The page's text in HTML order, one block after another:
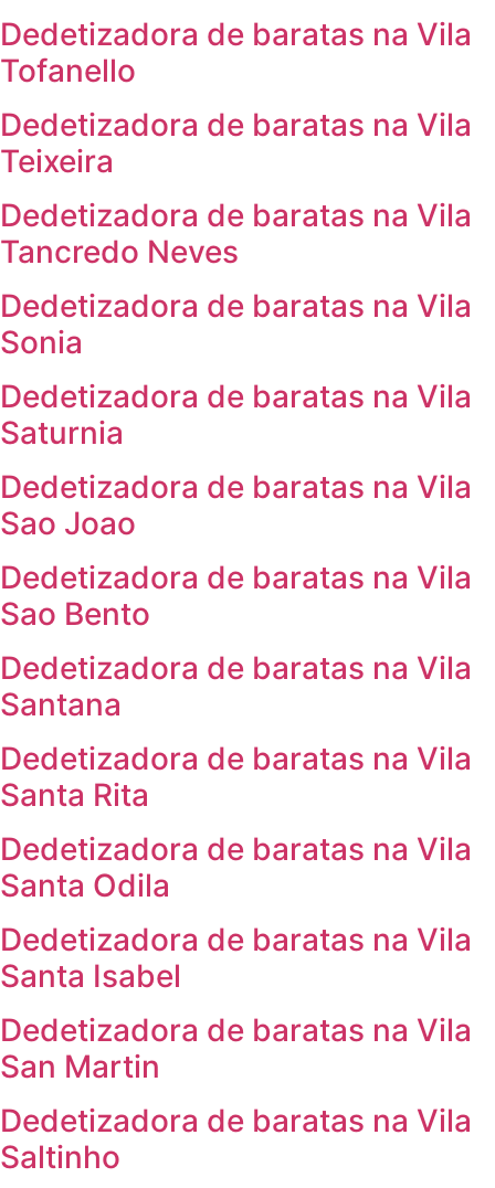
Dedetizadora de baratas na Vila
Tofanello
Dedetizadora de baratas na Vila
Teixeira
Dedetizadora de baratas na Vila
Tancredo Neves
Dedetizadora de baratas na Vila
Sonia
Dedetizadora de baratas na Vila
Saturnia
Dedetizadora de baratas na Vila
Sao Joao
Dedetizadora de baratas na Vila
Sao Bento
Dedetizadora de baratas na Vila
Santana
Dedetizadora de baratas na Vila
Santa Rita
Dedetizadora de baratas na Vila
Santa Odila
Dedetizadora de baratas na Vila
Santa Isabel
Dedetizadora de baratas na Vila
San Martin
Dedetizadora de baratas na Vila
Saltinho